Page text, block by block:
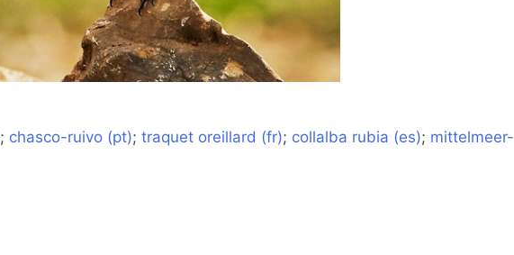
; chasco-ruivo (pt); traquet oreillard (fr); collalba rubia (es); mittelmeer-